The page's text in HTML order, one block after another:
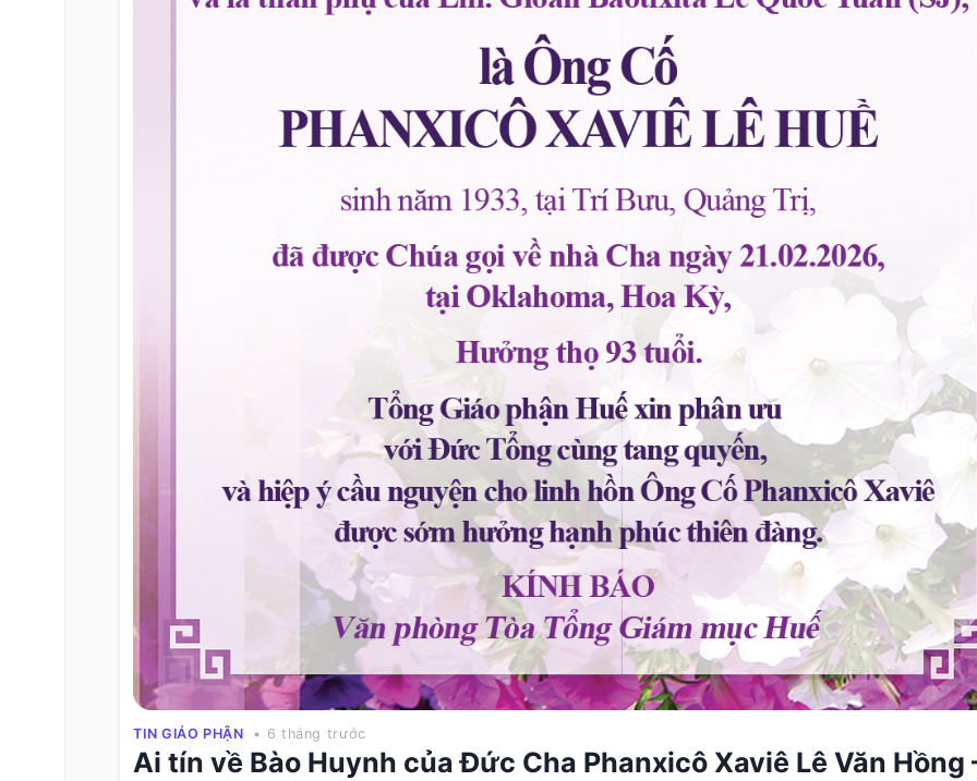
TIN GIÁO PHẬN • 6 tháng trước
Ai tín về Bào Huynh của Đức Cha Phanxicô Xaviê Lê Văn Hồng